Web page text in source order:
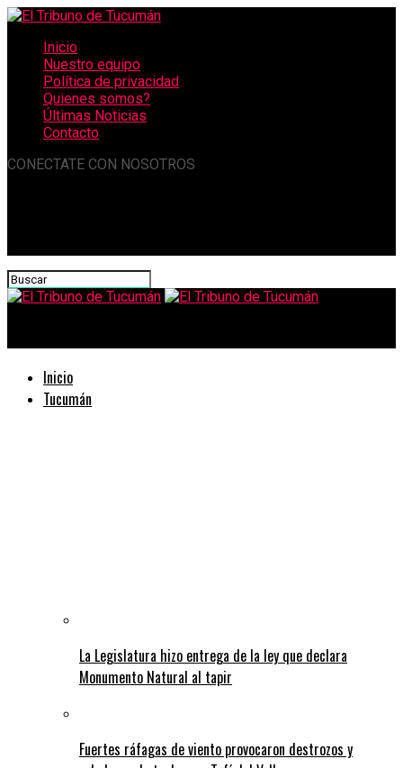
Inicio
Nuestro equipo
Política de privacidad
Quienes somos?
Últimas Noticias
Contacto
CONECTATE CON NOSOTROS
Inicio
Tucumán
La Legislatura hizo entrega de la ley que declara
Monumento Natural al tapir
Fuertes ráfagas de viento provocaron destrozos y